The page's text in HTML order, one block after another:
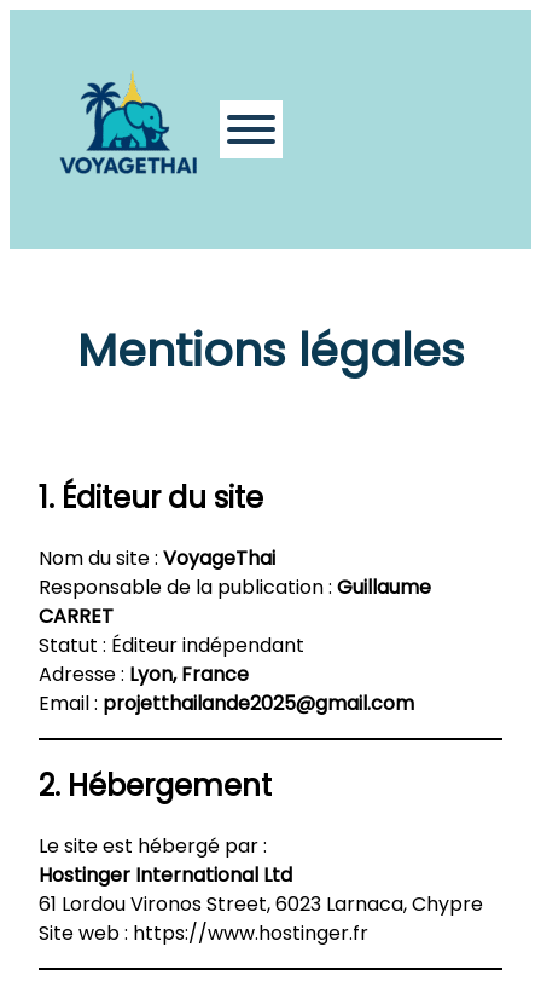
contenu
Mentions légales
1. Éditeur du site
Nom du site : VoyageThai
Responsable de la publication : Guillaume
CARRET
Statut : Éditeur indépendant
Adresse : Lyon, France
Email : projetthailande2025@gmail.com
2. Hébergement
Le site est hébergé par :
Hostinger International Ltd
61 Lordou Vironos Street, 6023 Larnaca, Chypre
Site web : https://www.hostinger.fr